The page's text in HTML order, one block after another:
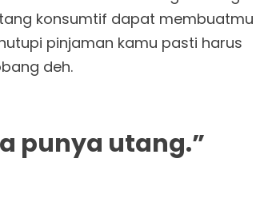
konsumtif dapat membuatmu
pinjaman kamu pasti harus
deh.
punya utang.”